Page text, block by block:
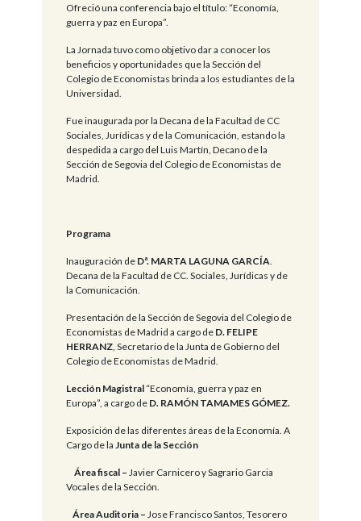
Ofreció una conferencia bajo el título: “Economía,
guerra y paz en Europa”.
La Jornada tuvo como objetivo dar a conocer los
beneficios y oportunidades que la Sección del
Colegio de Economistas brinda a los estudiantes de la
Universidad.
Fue inaugurada por la Decana de la Facultad de CC
Sociales, Jurídicas y de la Comunicación, estando la
despedida a cargo del Luis Martín, Decano de la
Sección de Segovia del Colegio de Economistas de
Madrid.
Programa
Inauguración de Dª. MARTA LAGUNA GARCÍA
Decana de la Facultad de CC. Sociales, Jurídicas y de
la Comunicación.
Presentación de la Sección de Segovia del Colegio de
Economistas de Madrid a cargo de D. FELIPE
HERRANZ, Secretario de la Junta de Gobierno del
Colegio de Economistas de Madrid.
Lección Magistral “Economía, guerra y paz en
Europa”, a cargo de D. RAMÓN TAMAMES GÓMEZ.
Exposición de las diferentes áreas de la Economía. A
Cargo de la Junta de la Sección
Área fiscal – Javier Carnicero y Sagrario Garcia
Vocales de la Sección.
Área Auditoria – Jose Francisco Santos, Tesorero